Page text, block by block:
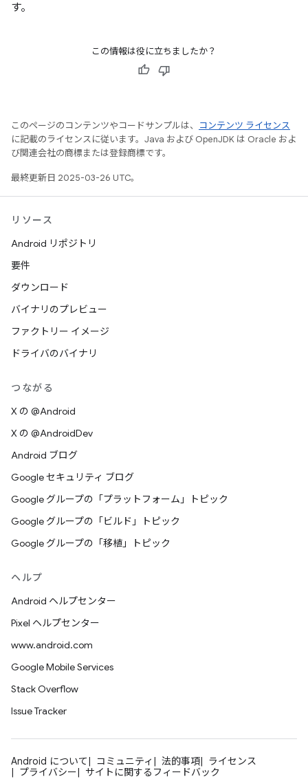
す。
この情報は役に立ちましたか？
このページのコンテンツやコードサンプルは、
コンテンツ ライセンス
に記載のライセンスに従います。Java および OpenJDK は Oracle およ
び関連会社の商標または登録商標です。
最終更新日 2025-03-26 UTC。
リソース
Android リポジトリ
要件
ダウンロード
バイナリのプレビュー
ファクトリー イメージ
ドライバのバイナリ
つながる
X の @Android
X の @AndroidDev
Android ブログ
Google セキュリティ ブログ
Google グループの「プラットフォーム」トピック
Google グループの「ビルド」トピック
Google グループの「移植」トピック
ヘルプ
Android ヘルプセンター
Pixel ヘルプセンター
www.android.com
Google Mobile Services
Stack Overflow
Issue Tracker
Android について コミュニティ 法的事項
ライセンス
プライバシー
サイトに関するフィードバック